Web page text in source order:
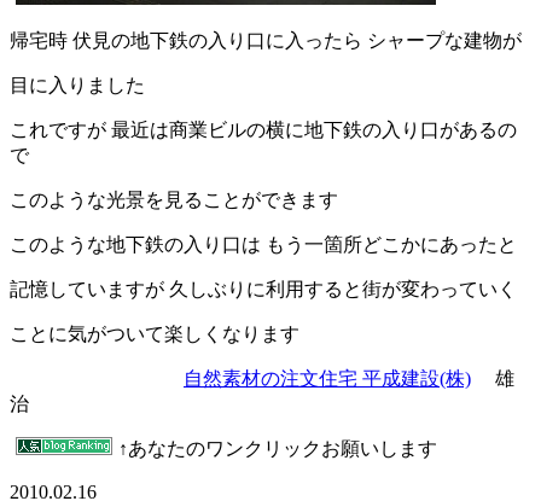
帰宅時 伏見の地下鉄の入り口に入ったら シャープな建物が
目に入りました
これですが 最近は商業ビルの横に地下鉄の入り口があるの
で
このような光景を見ることができます
このような地下鉄の入り口は もう一箇所どこかにあったと
記憶していますが 久しぶりに利用すると街が変わっていく
ことに気がついて楽しくなります
自然素材の注文住宅 平成建設(株) 雄
治
↑あなたのワンクリックお願いします
2010.02.16